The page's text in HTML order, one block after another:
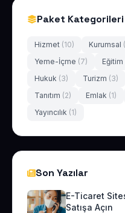
Paket Kategorileri
Hizmet (10) Kurumsal
Yeme-İçme (7) Eğitim
Hukuk (3) Turizm (3)
Tanıtım (2) Emlak (1)
Yayıncılık (1)
Son Yazılar
E-Ticaret
Satışa Açın